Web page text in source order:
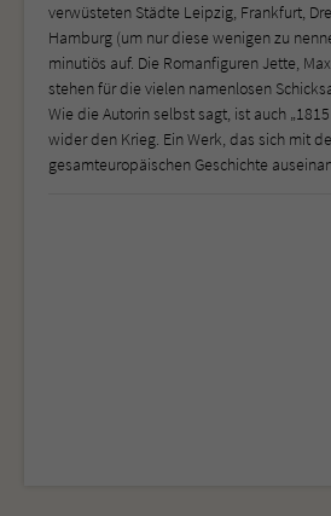
verwüsteten Städte Leipzig, Frankfurt,
Hamburg (um nur diese wenigen zu
minutiös auf. Die Romanfiguren Jette,
stehen für die vielen namenlosen
Wie die Autorin selbst sagt, ist auch
wider den Krieg. Ein Werk, das sich mit
gesamteuropäischen Geschichte